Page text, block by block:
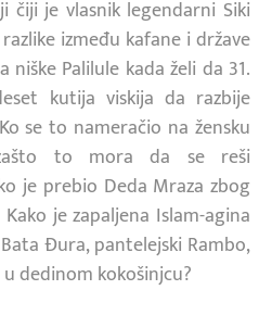
čiji je vlasnik legendarni Siki
između kafane i države
niške Palilule kada želi da 31.
kutija viskija da razbije
se to nameračio na žensku
to mora da se reši
je prebio Deda Mraza zbog
je zapaljena Islam-agina
Đura, pantelejski Rambo,
dedinom kokošinjcu?